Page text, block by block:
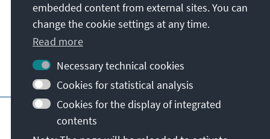
Our mission
Contact
Further offers of the foundation
Imprint Data protection
Terms of use
Declaration on accessibility
embedded content from external sites. You can
change the cookie settings at any time.
Read more
Necessary technical cookies
Cookies for statistical analysis
Cookies for the display of integrated
contents